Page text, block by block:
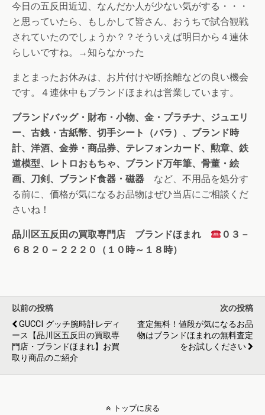
今日の五反田近辺、なんだか人が少ない気がする・・・
と思っていたら、もしかして皆さん、おうちで試合観戦
されていたのでしょうか？？そういえば明日から４連休
らしいですね。→知らなかった
まとまったお休みは、お片付けや断捨離などの良い機会
です。４連休中もブランドほまれは営業しています。
ブランドバッグ・財布・小物、金・プラチナ、ジュエリ
ー、古銭・古紙幣、切手シート（バラ）、ブランド時
計、洋酒、金券・商品券、テレフォンカード、勲章、鉄
道模型、レトロおもちゃ、ブランド万年筆、骨董・絵
画、刀剣、ブランド食器・磁器 など、不用品を処分す
る前に、価格が気になるお品物はぜひ当店にご相談くだ
さいね！
品川区五反田の買取専門店 ブランドほまれ
０３－
６８２０－２２２０（１０時～１８時）
以前の投稿
GUCCI グッチ腕時計レディ
ース【品川区五反田の買取専
門店・ブランドほまれ】お買
取り商品のご紹介
次の投稿
査定無料！値段が気になるお品
物はブランドほまれの無料査定
をお試しください
トップに戻る